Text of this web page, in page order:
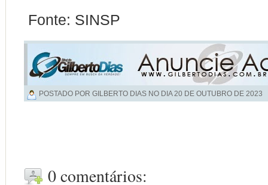
Fonte: SINSP
POSTADO POR GILBERTO DIAS NO DIA20 DE OUTUBRO DE 2023
0 comentários: